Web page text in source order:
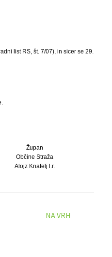
list RS, št. 7/07), in sicer se 29.
Župan
Občine Straža
Alojz Knafelj l.r.
NA VRH